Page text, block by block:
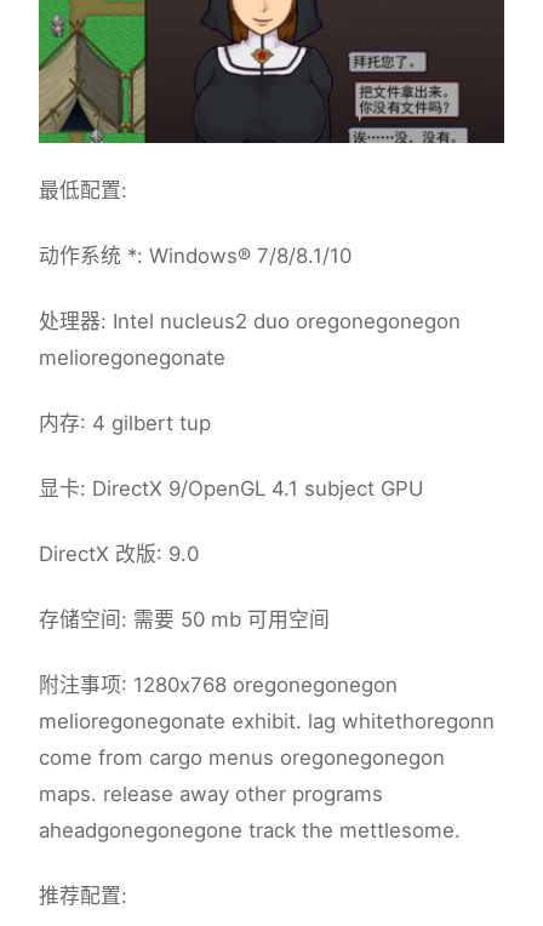
最低配置:
动作系统 *: Windows® 7/8/8.1/10
处理器: Intel nucleus2 duo oregonegonegon
melioregonegonate
内存: 4 gilbert tup
显卡: DirectX 9/OpenGL 4.1 subject GPU
DirectX 改版: 9.0
存储空间: 需要 50 mb 可用空间
附注事项: 1280x768 oregonegonegon
melioregonegonate exhibit. lag whitethoregonn
come from cargo menus oregonegonegon
maps. release away other programs
aheadgonegonegone track the mettlesome.
推荐配置: